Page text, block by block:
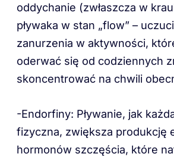
oddychanie (zwłaszcza w
pływaka w stan „flow” –
zanurzenia w aktywności,
oderwać się od codziennych
skoncentrować na chwili
-Endorfiny: Pływanie, jak
fizyczna, zwiększa produkcję
hormonów szczęścia, które